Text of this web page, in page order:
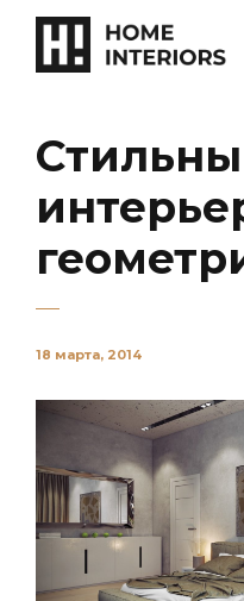
18 марта, 2014